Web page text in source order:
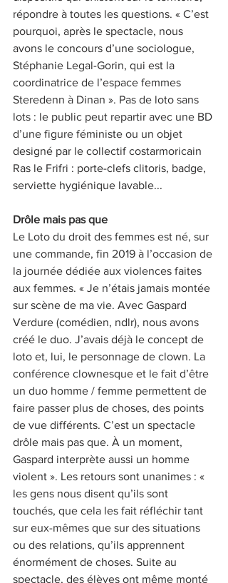
répondre à toutes les questions. « C’est
pourquoi, après le spectacle, nous
avons le concours d’une sociologue,
Stéphanie Legal-Gorin, qui est la
coordinatrice de l’espace femmes
Steredenn à Dinan ». Pas de loto sans
lots : le public peut repartir avec une BD
d’une figure féministe ou un objet
designé par le collectif costarmoricain
Ras le Frifri : porte-clefs clitoris, badge,
serviette hygiénique lavable...
Drôle mais pas que
Le Loto du droit des femmes est né, sur
une commande, fin 2019 à l’occasion de
la journée dédiée aux violences faites
aux femmes. « Je n’étais jamais montée
sur scène de ma vie. Avec Gaspard
Verdure (comédien, ndlr), nous avons
créé le duo. J’avais déjà le concept de
loto et, lui, le personnage de clown. La
conférence clownesque et le fait d’être
un duo homme / femme permettent de
faire passer plus de choses, des points
de vue différents. C’est un spectacle
drôle mais pas que. À un moment,
Gaspard interprète aussi un homme
violent ». Les retours sont unanimes : «
les gens nous disent qu’ils sont
touchés, que cela les fait réfléchir tant
sur eux-mêmes que sur des situations
ou des relations, qu’ils apprennent
énormément de choses. Suite au
spectacle, des élèves ont même monté